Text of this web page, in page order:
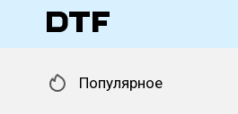
Популярное